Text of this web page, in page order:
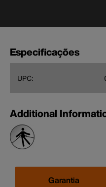
Especificações
UPC:
Additional
Garantia